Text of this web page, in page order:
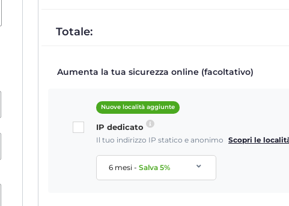
Totale:
Aumenta la tua sicurezza online (facoltativo)
Nuove località aggiunte
IP dedicato
Il tuo indirizzo IP statico e anonimo Scopri le
6 mesi-Salva5%